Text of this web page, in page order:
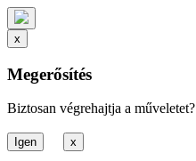
x
Megerősítés
Biztosan végrehajtja a műveletet?
x